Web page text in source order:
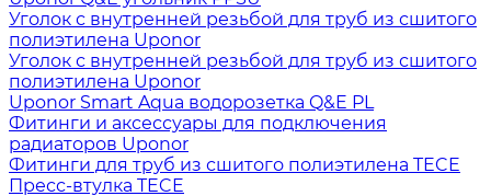
Уголок с внутренней резьбой для труб из сшитого
полиэтилена Uponor
Уголок с внутренней резьбой для труб из сшитого
полиэтилена Uponor
Uponor Smart Aqua водорозетка Q&E PL
Фитинги и аксессуары для подключения
радиаторов Uponor
Фитинги для труб из сшитого полиэтилена TECE
Пресс-втулка TECE